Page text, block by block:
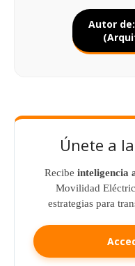
Autor
Únete a
Recibe inteligencia
Movilidad
estrategias para